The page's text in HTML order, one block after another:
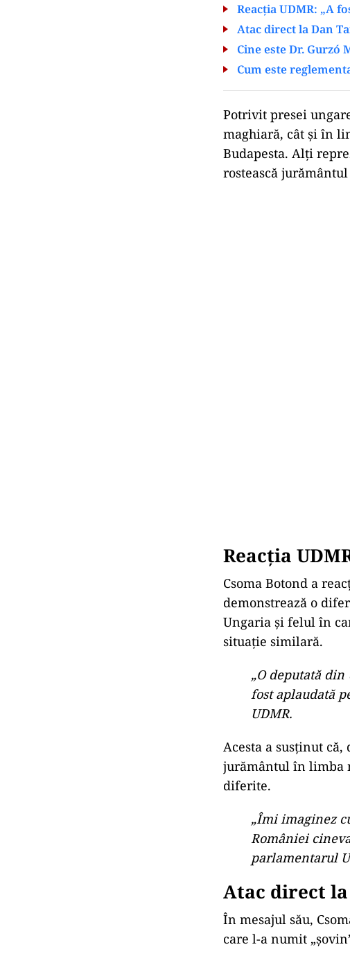
Reacția UDMR: „A
Atac direct la Dan
Cine este Dr. Gurzó
Cum este
Reacția
Csoma Botond a
demonstrează o
Ungaria și felul în
„O deputată
fost aplaudată
UDMR.